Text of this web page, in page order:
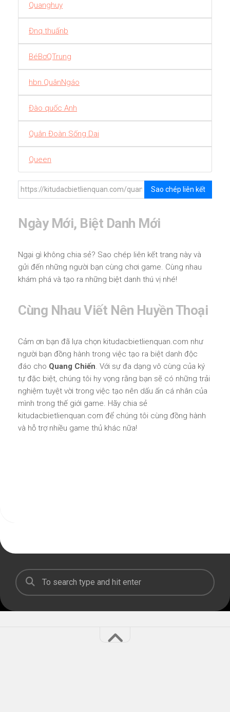
Quanghuy
Đnq.thuấnb
BéBơQTrung
hbn.QuânNgáo
Đào quốc Anh
Quân Đoàn Sống Dai
Queen
Sao chép liên kết
Ngày Mới, Biệt Danh Mới
Ngại gì không chia sẻ? Sao chép liên kết trang này và
gửi đến những người bạn cùng chơi game. Cùng nhau
khám phá và tạo ra những biệt danh thú vị nhé!
Cùng Nhau Viết Nên Huyền Thoại
Cảm ơn bạn đã lựa chọn kitudacbietlienquan.com như
người bạn đồng hành trong việc tạo ra biệt danh độc
đáo cho Quang Chiến. Với sự đa dạng vô cùng của ký
tự đặc biệt, chúng tôi hy vọng rằng bạn sẽ có những trải
nghiệm tuyệt vời trong việc tạo nên dấu ấn cá nhân của
mình trong thế giới game. Hãy chia sẻ
kitudacbietlienquan.com để chúng tôi cùng đồng hành
và hỗ trợ nhiều game thủ khác nữa!